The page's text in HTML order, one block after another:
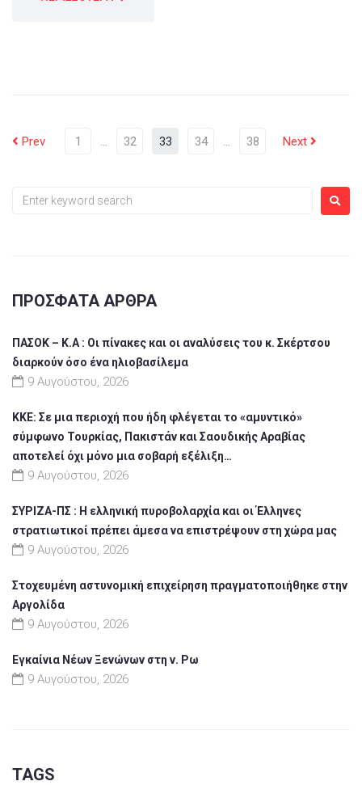
Prev 1 … 32 33 34 … 38 Next
ΠΡΌΣΦΑΤΑ ΆΡΘΡΑ
ΠΑΣΟΚ – Κ.Α : Οι πίνακες και οι αναλύσεις του κ. Σκέρτσου
διαρκούν όσο ένα ηλιοβασίλεμα
9 Αυγούστου, 2026
ΚΚΕ: Σε μια περιοχή που ήδη φλέγεται το «αμυντικό»
σύμφωνο Τουρκίας, Πακιστάν και Σαουδικής Αραβίας
αποτελεί όχι μόνο μια σοβαρή εξέλιξη…
9 Αυγούστου, 2026
ΣΥΡΙΖΑ-ΠΣ : Η ελληνική πυροβολαρχία και οι Έλληνες
στρατιωτικοί πρέπει άμεσα να επιστρέψουν στη χώρα μας
9 Αυγούστου, 2026
Στοχευμένη αστυνομική επιχείρηση πραγματοποιήθηκε στην
Αργολίδα
9 Αυγούστου, 2026
Εγκαίνια Νέων Ξενώνων στη ν. Ρω
9 Αυγούστου, 2026
TAGS